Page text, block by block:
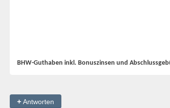
BHW-Guthaben inkl. Bonuszinsen und
+Antworten